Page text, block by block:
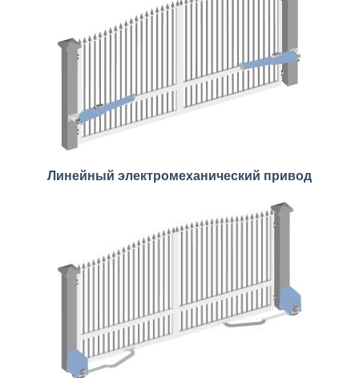
Линейный электромеханический привод